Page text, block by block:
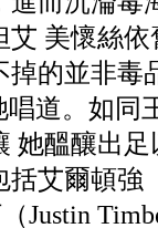
艾 美懷絲
掉的並非毒
唱道。如
她醞釀出
艾爾頓強
Justin